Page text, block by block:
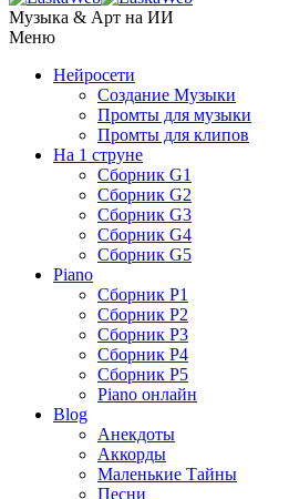
Музыка & Арт на ИИ
Меню
Нейросети
Создание Музыки
Промты для музыки
Промты для клипов
На 1 струне
Сборник G1
Сборник G2
Сборник G3
Сборник G4
Сборник G5
Piano
Сборник P1
Сборник P2
Сборник P3
Сборник P4
Сборник P5
Piano онлайн
Blog
Анекдоты
Аккорды
Маленькие Тайны
Песни